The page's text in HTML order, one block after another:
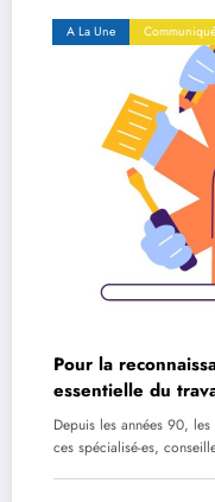
A La Une
Pour la
essentielle du
Depuis les années 90,
ces spécialisé-es,